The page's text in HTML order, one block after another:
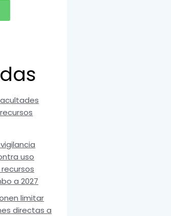
vigilancia
uso
a 2027
limitar
directas a